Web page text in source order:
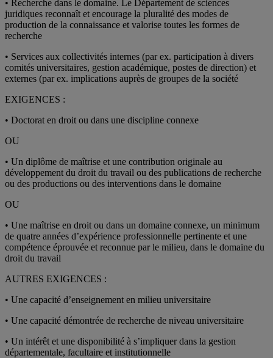
• Recherche dans le domaine. Le Département de sciences
juridiques reconnaît et encourage la pluralité des modes de
production de la connaissance et valorise toutes les formes de
recherche
• Services aux collectivités internes (par ex. participation à divers
comités universitaires, gestion académique, postes de direction) et
externes (par ex. implications auprès de groupes de la société
EXIGENCES :
• Doctorat en droit ou dans une discipline connexe
OU
• Un diplôme de maîtrise et une contribution originale au
développement du droit du travail ou des publications de recherche
ou des productions ou des interventions dans le domaine
OU
• Une maîtrise en droit ou dans un domaine connexe, un minimum
de quatre années d’expérience professionnelle pertinente et une
compétence éprouvée et reconnue par le milieu, dans le domaine du
droit du travail
AUTRES EXIGENCES :
• Une capacité d’enseignement en milieu universitaire
• Une capacité démontrée de recherche de niveau universitaire
• Un intérêt et une disponibilité à s’impliquer dans la gestion
départementale, facultaire et institutionnelle